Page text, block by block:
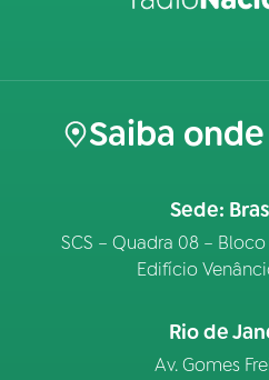
Saiba
Sede:
SCS – Quadra 08 –
Edifício
Rio de
Av. Gomes